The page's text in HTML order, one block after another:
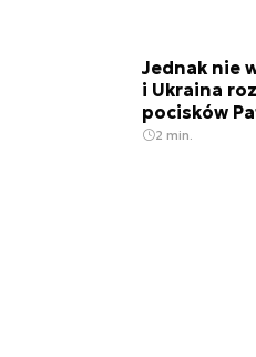
Jednak nie
i Ukraina
pocisków
2 min.